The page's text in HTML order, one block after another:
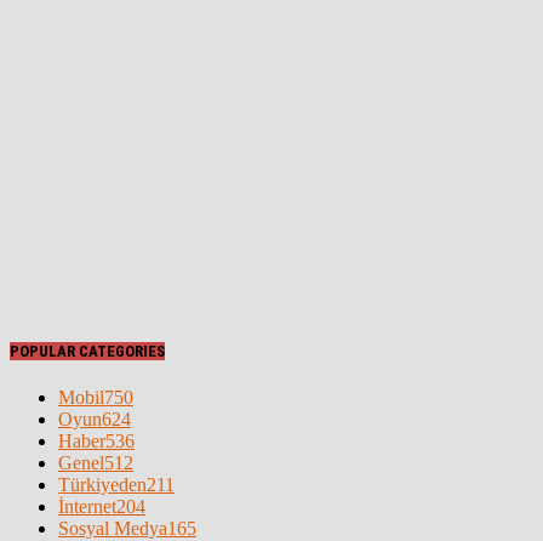
POPULAR CATEGORIES
Mobil750
Oyun624
Haber536
Genel512
Türkiyeden211
İnternet204
Sosyal Medya165